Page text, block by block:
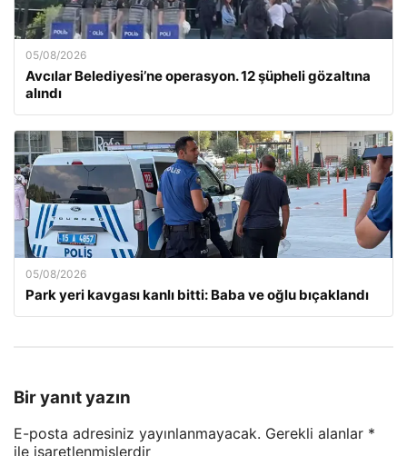
05/08/2026
Avcılar Belediyesi’ne operasyon. 12 şüpheli gözaltına
alındı
05/08/2026
Park yeri kavgası kanlı bitti: Baba ve oğlu bıçaklandı
Bir yanıt yazın
E-posta adresiniz yayınlanmayacak. Gerekli alanlar *
ile işaretlenmişlerdir